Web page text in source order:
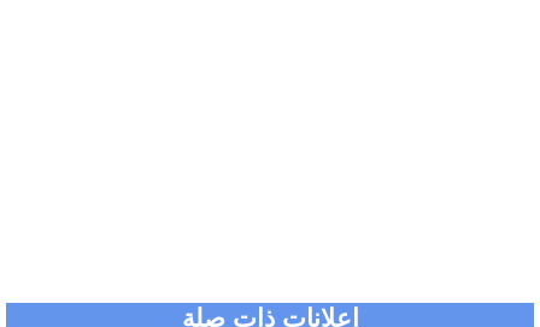
اعلانات ذات صلة